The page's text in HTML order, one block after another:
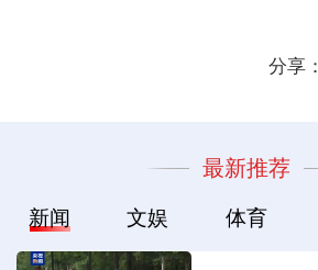
分享：
最新推荐
新闻 文娱 体育